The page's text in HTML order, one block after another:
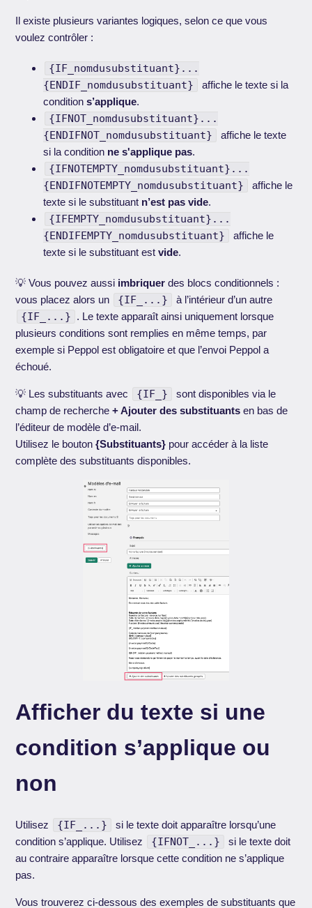
Il existe plusieurs variantes logiques, selon ce que vous
voulez contrôler :
{IF_nomdusubstituant}...
{ENDIF_nomdusubstituant}
affiche le texte si la
conditions’applique.
{IFNOT_nomdusubstituant}...
{ENDIFNOT_nomdusubstituant}
affiche le texte
si la condition ne s'applique pas.
{IFNOTEMPTY_nomdusubstituant}...
{ENDIFNOTEMPTY_nomdusubstituant}
affiche le
texte si le substituant n’est pas vide.
{IFEMPTY_nomdusubstituant}...
{ENDIFEMPTY_nomdusubstituant}
affiche le
texte si le substituant estvide.
💡 Vous pouvez aussi imbriquer des blocs conditionnels :
vous placez alors un
{IF_...} à l’intérieur d’un autre
{IF_...} . Le texte apparaît ainsi uniquement lorsque
plusieurs conditions sont remplies en même temps, par
exemple si Peppol est obligatoire et que l’envoi Peppol a
échoué.
💡 Les substituants avec {IF_}
sont disponibles via le
champ de recherche+ Ajouter des substituants en bas de
l’éditeur de modèle d’e-mail.
Utilisez le bouton{Substituants} pour accéder à la liste
complète des substituants disponibles.
Afficher du texte si une
condition s’applique ou
non
Utilisez {IF_...}
si le texte doit apparaître lorsqu’une
condition s’applique. Utilisez
{IFNOT_...}
si le texte doit
au contraire apparaître lorsque cette condition ne s’applique
pas.
Vous trouverez ci-dessous des exemples de substituants que